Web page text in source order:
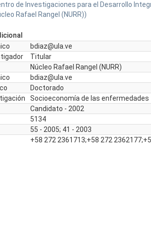
de Investigaciones para el Desarrollo
Rafael Rangel (NURR))
bdiaz@ula.ve
Titular
Núcleo Rafael Rangel (NURR)
bdiaz@ula.ve
Doctorado
Socioeconomía de las enfermedades
Candidato - 2002
5134
55 - 2005; 41 - 2003
+58 272 2361713;+58 272